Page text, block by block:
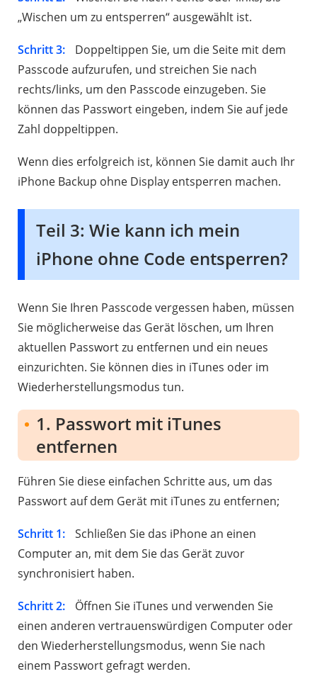
„Wischen um zu entsperren“ ausgewählt ist.
Schritt 3:
Doppeltippen Sie, um die Seite mit dem
Passcode aufzurufen, und streichen Sie nach
rechts/links, um den Passcode einzugeben. Sie
können das Passwort eingeben, indem Sie auf jede
Zahl doppeltippen.
Wenn dies erfolgreich ist, können Sie damit auch Ihr
iPhone Backup ohne Display entsperren machen.
Teil 3: Wie kann ich mein
iPhone ohne Code entsperren?
Wenn Sie Ihren Passcode vergessen haben, müssen
Sie möglicherweise das Gerät löschen, um Ihren
aktuellen Passwort zu entfernen und ein neues
einzurichten. Sie können dies in iTunes oder im
Wiederherstellungsmodus tun.
1. Passwort mit iTunes
entfernen
Führen Sie diese einfachen Schritte aus, um das
Passwort auf dem Gerät mit iTunes zu entfernen;
Schritt 1:
Schließen Sie das iPhone an einen
Computer an, mit dem Sie das Gerät zuvor
synchronisiert haben.
Schritt 2:
Öffnen Sie iTunes und verwenden Sie
einen anderen vertrauenswürdigen Computer oder
den Wiederherstellungsmodus, wenn Sie nach
einem Passwort gefragt werden.